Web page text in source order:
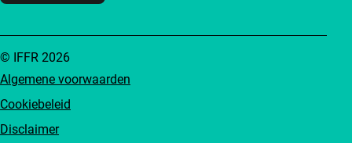
Algemene voorwaarden
Cookiebeleid
Disclaimer
© IFFR 2026